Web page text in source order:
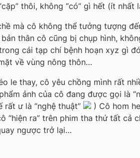
thôi, không “có” gì hết (ít
mà cô không thể tưởng tượng
thân cô cũng bị chụp hình,
cái tạp chí bệnh hoạn xyz gì
về vùng nông thôn…
le thay, cô yêu chồng mình rất
ảnh của cô đang được gọi là
ư là “nghệ thuật”
) Cô hom
“hiện ra” trên phim tha thứ tất cả
ngược trở lại…